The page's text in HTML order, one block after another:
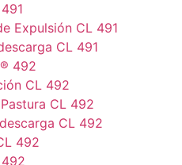
Expulsión CL 491
CL 491
492
CL 492
CL 492
CL 492
492